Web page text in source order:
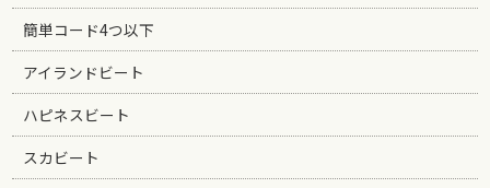
簡単コード4つ以下
アイランドビート
ハピネスビート
スカビート